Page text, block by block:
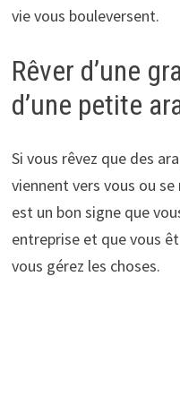
vie vous bouleversent.
Rêver d’une
d’une petite
Si vous rêvez que des
viennent vers vous ou
est un bon signe que
entreprise et que vous
vous gérez les choses.